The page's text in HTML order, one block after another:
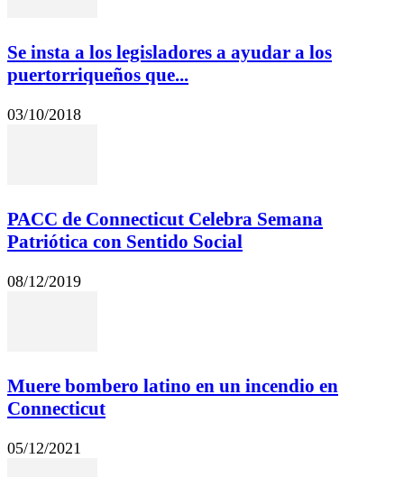
Se insta a los legisladores a ayudar a los
puertorriqueños que...
03/10/2018
PACC de Connecticut Celebra Semana
Patriótica con Sentido Social
08/12/2019
Muere bombero latino en un incendio en
Connecticut
05/12/2021